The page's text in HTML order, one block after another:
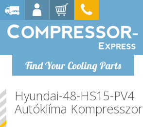
Find Your Cooling Parts
Hyundai-48-HS15-PV4
Autóklíma Kompresszor